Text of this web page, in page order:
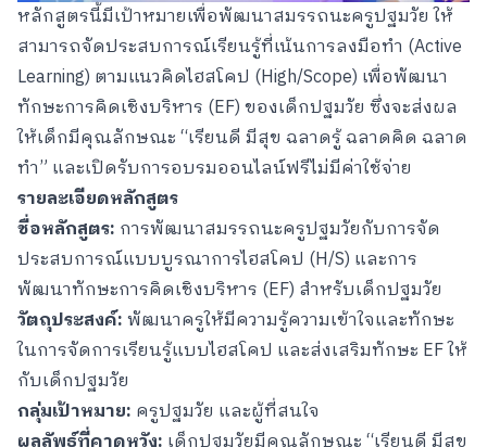
หลักสูตรนี้มีเป้าหมายเพื่อพัฒนาสมรรถนะครูปฐมวัย ให้
สามารถจัดประสบการณ์เรียนรู้ที่เน้นการลงมือทำ (Active
Learning) ตามแนวคิดไฮสโคป (High/Scope) เพื่อพัฒนา
ทักษะการคิดเชิงบริหาร (EF) ของเด็กปฐมวัย ซึ่งจะส่งผล
ให้เด็กมีคุณลักษณะ “เรียนดี มีสุข ฉลาดรู้ ฉลาดคิด ฉลาด
ทำ” และเปิดรับการอบรมออนไลน์ฟรีไม่มีค่าใช้จ่าย
รายละเอียดหลักสูตร
ชื่อหลักสูตร: การพัฒนาสมรรถนะครูปฐมวัยกับการจัด
ประสบการณ์แบบบูรณาการไฮสโคป (H/S) และการ
พัฒนาทักษะการคิดเชิงบริหาร (EF) สำหรับเด็กปฐมวัย
วัตถุประสงค์:พัฒนาครูให้มีความรู้ความเข้าใจและทักษะ
ในการจัดการเรียนรู้แบบไฮสโคป และส่งเสริมทักษะ EF ให้
กับเด็กปฐมวัย
กลุ่มเป้าหมาย: ครูปฐมวัย และผู้ที่สนใจ